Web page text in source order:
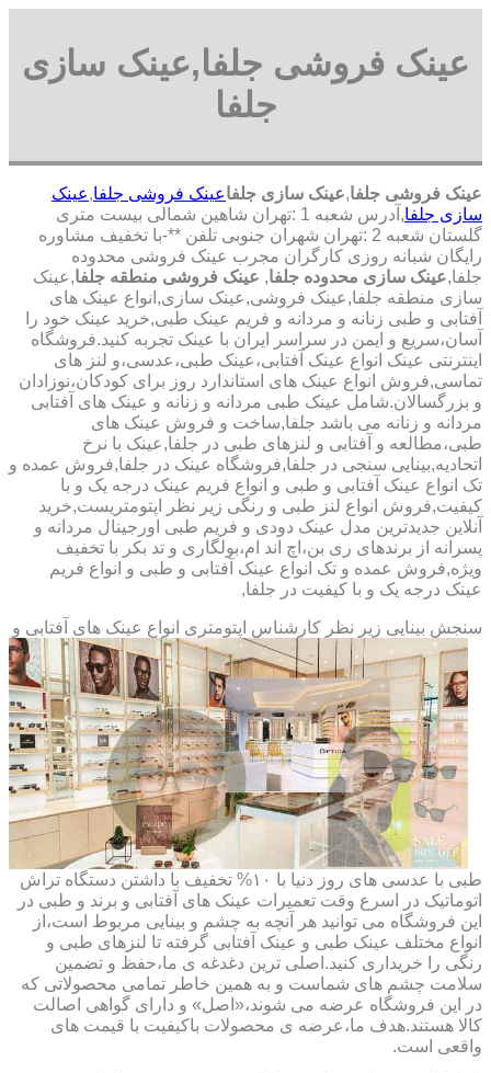
عینک فروشی جلفا,عینک سازی
جلفا
عینک فروشی جلفا,عینک سازی جلفاعینک فروشی جلفا,عینک
سازی جلفا
,آدرس شعبه 1 :تهران شاهین شمالی بیست متری
گلستان شعبه 2 :تهران شهران جنوبی تلفن **-با تخفیف مشاوره
رایگان شبانه روزی کارگران مجرب عینک فروشی محدوده
جلفا,عینک سازی محدوده جلفا, عینک فروشی منطقه جلفا,عینک
سازی منطقه جلفا,عینک فروشی,عینک سازی,انواع عینک های
آفتابی و طبی زنانه و مردانه و فریم عینک طبی,خرید عینک خود را
آسان،سریع و ایمن در سراسر ایران با عینک تجربه کنید.فروشگاه
اینترنتی عینک انواع عینک آفتابی،عینک طبی،عدسی،و لنز های
تماسی,فروش انواع عینک های استاندارد روز برای کودکان،نوزادان
و بزرگسالان.شامل عینک طبی مردانه و زنانه و عینک های آفتابی
مردانه و زنانه می باشد جلفا,ساخت و فروش عینک های
طبی،مطالعه و آفتابی و لنزهای طبی در جلفا,عینک با نرخ
اتحادیه,بینایی سنجی در جلفا,فروشگاه عینک در جلفا,فروش عمده و
تک انواع عینک آفتابی و طبی و انواع فریم عینک درجه یک و با
کیفیت,فروش انواع لنز طبی و رنگی زیر نظر اپتومتریست,خرید
آنلاین جدیدترین مدل عینک دودی و فریم طبی اورجینال مردانه و
پسرانه از برندهای ری بن،اچ اند ام،بولگاری و تد بکر با تخفیف
ویژه,فروش عمده و تک انواع عینک آفتابی و طبی و انواع فریم
عینک درجه یک و با کیفیت در جلفا,
سنجش بینایی زیر نظر کارشناس اپتومتری انواع عینک های آفتابی و
طبی با عدسی های روز دنیا با ۱۰% تخفیف با داشتن دستگاه تراش
اتوماتیک در اسرع وقت تعمیرات عینک های آفتابی و برند و طبی در
این فروشگاه می توانید هر آنچه به چشم و بینایی مربوط است،از
انواع مختلف عینک طبی و عینک آفتابی گرفته تا لنزهای طبی و
رنگی را خریداری کنید.اصلی ترین دغدغه ی ما،حفظ و تضمین
سلامت چشم های شماست و به همین خاطر تمامی محصولاتی که
در این فروشگاه عرضه می شوند،«اصل» و دارای گواهی اصالت
کالا هستند.هدف ما،عرضه ی محصولات باکیفیت با قیمت های
واقعی است.